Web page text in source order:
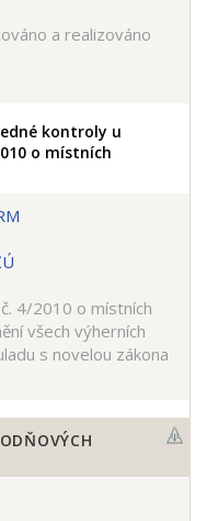
a realizováno
kontroly u
o místních
4/2010 o místních
všech výherních
s novelou zákona